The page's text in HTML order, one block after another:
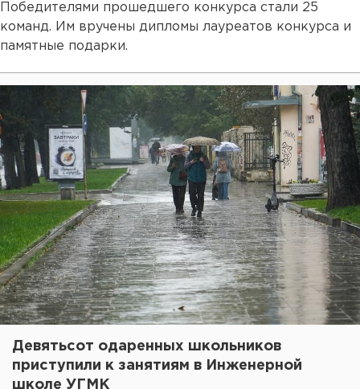
Победителями прошедшего конкурса стали 25
команд. Им вручены дипломы лауреатов конкурса и
памятные подарки.
Девятьсот одаренных школьников
приступили к занятиям в Инженерной
школе УГМК